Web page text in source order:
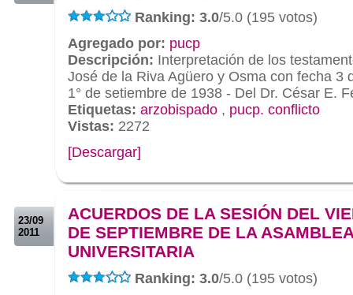
Ranking: 3.0/5.0 (195 votos)
Agregado por: pucp
Descripción: Interpretación de los
José de la Riva Agüero y Osma con fecha 3
1° de setiembre de 1938 - Del Dr. César E.
Etiquetas: arzobispado , pucp. conflicto
Vistas: 2272
[Descargar]
23/09
2011
ACUERDOS DE LA SESIÓN DEL
DE SEPTIEMBRE DE LA ASAMBLEA
UNIVERSITARIA
Ranking: 3.0/5.0 (195 votos)